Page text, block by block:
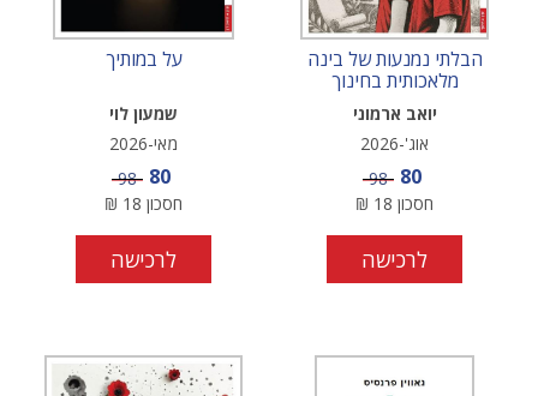
הבלתי נמנעות של בינה
מלאכותית בחינוך
יואב ארמוני
אוג'-2026
מחיר מבצע
80 מחיר
98
חסכון 18
₪
לרכישה
על במותיך
שמעון לוי
מאי-2026
מחיר מבצע
80 מחיר
98
חסכון 18
₪
לרכישה